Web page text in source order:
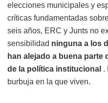
elecciones municipales y
críticas fundamentadas
seis años, ERC y Junts no
sensibilidad ninguna a los
han alejado a buena parte
de la política institucional .
burbuja en la que viven.